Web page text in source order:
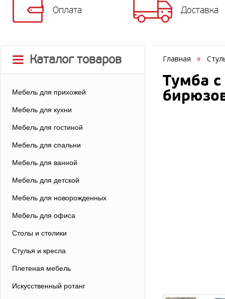
Оплата Доставка
Каталог товаров
Мебель для прихожей
Мебель для кухни
Мебель для гостиной
Мебель для спальни
Мебель для ванной
Мебель для детской
Мебель для новорожденных
Мебель для офиса
Столы и столики
Стулья и кресла
Плетеная мебель
Искусственный ротанг
Главная
Тумба